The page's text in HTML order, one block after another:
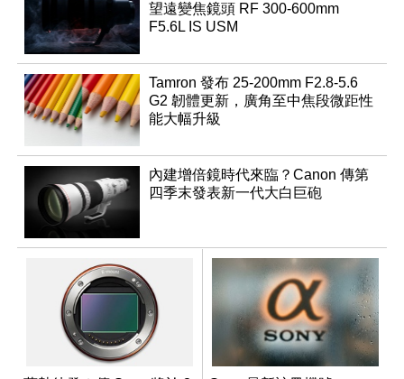
望遠變焦鏡頭 RF 300-600mm
F5.6L IS USM
Tamron 發布 25-200mm F2.8-5.6
G2 韌體更新，廣角至中焦段微距性
能大幅升級
內建增倍鏡時代來臨？Canon 傳第
四季末發表新一代大白巨砲